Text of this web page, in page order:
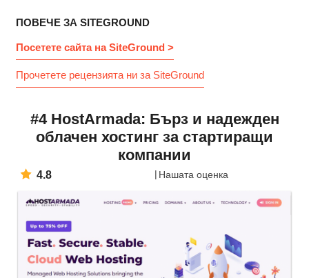
ПОВЕЧЕ ЗА SITEGROUND
Посетете сайта на SiteGround >
Прочетете рецензията ни за SiteGround
#4 HostArmada: Бърз и надежден
облачен хостинг за стартиращи
компании
4.8 Нашата оценка